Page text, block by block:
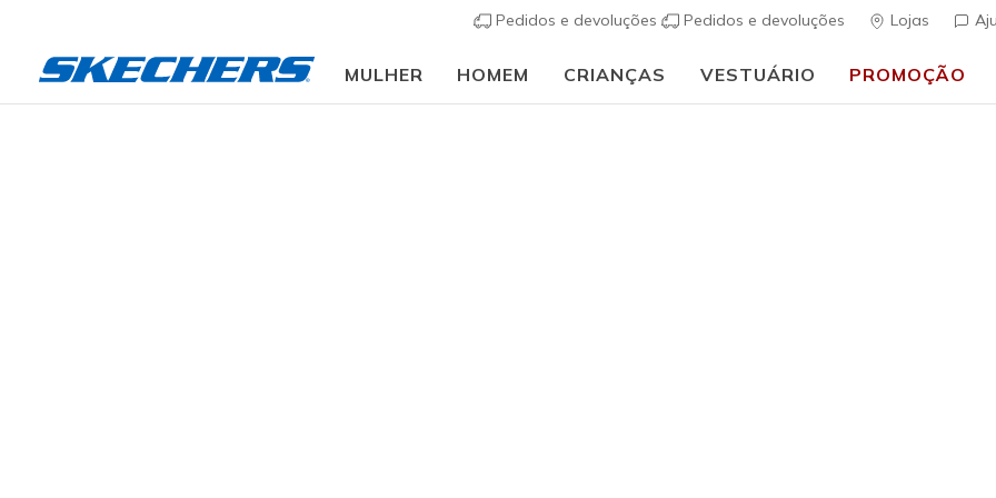
Pedidos e devoluções Pedidos e devoluções Lojas
MULHER HOMEM CRIANÇAS VESTUÁRIO PROMOÇÃO